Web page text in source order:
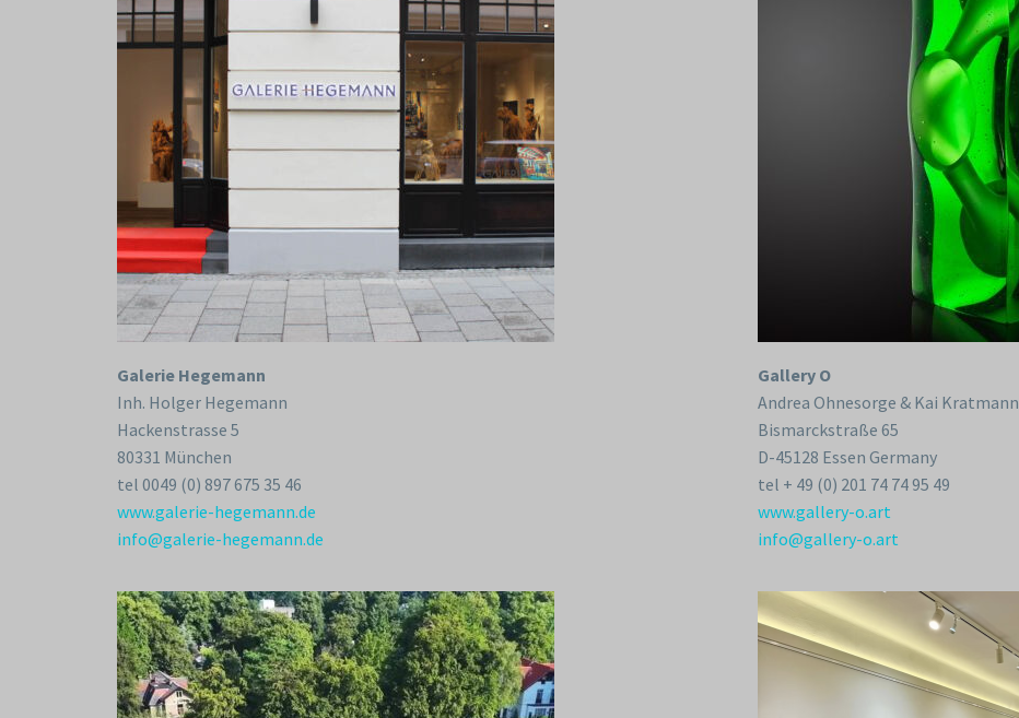
Galerie Hegemann
Inh. Holger Hegemann
Hackenstrasse 5
80331 München
tel 0049 (0) 897 675 35 46
www.galerie-hegemann.de
info@galerie-hegemann.de
Gallery O
Andrea Ohnesorge & Kai Kratmann
Bismarckstraße 65
D-45128 Essen Germany
tel + 49 (0) 201 74 74 95 49
www.gallery-o.art
info@gallery-o.art